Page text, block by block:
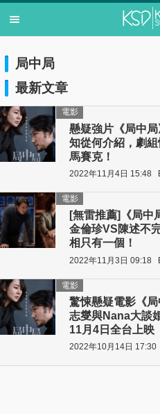
局中局
最新文章
懸疑強片《局中
知從何介紹，劇
馬賽克！
電影
2022年11月4日 15:48
[無雷推薦]《局中
金倫珍VS陳述不
相只有一個！
電影
2022年11月3日 09:18
驚悚懸疑電影《
志燮與Nana大談
11月4日全台上映
電影
2022年10月14日 17:30